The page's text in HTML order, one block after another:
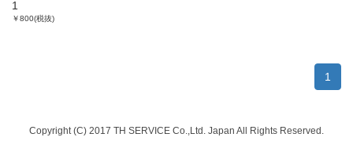
1
￥800(税抜)
1
Copyright (C) 2017 TH SERVICE Co.,Ltd. Japan All Rights Reserved.